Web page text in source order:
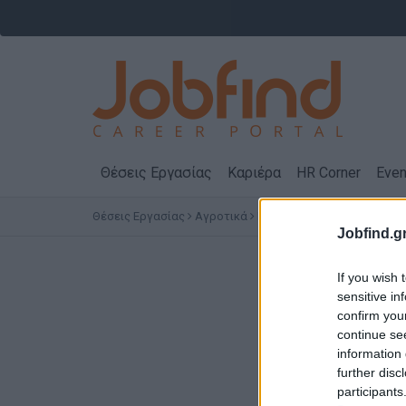
If you wish
sensitive
confirm
continue
information
further
Θέσεις Εργασίας Καριέρα HR Corner
Θέσεις Εργασίας Αγροτικά